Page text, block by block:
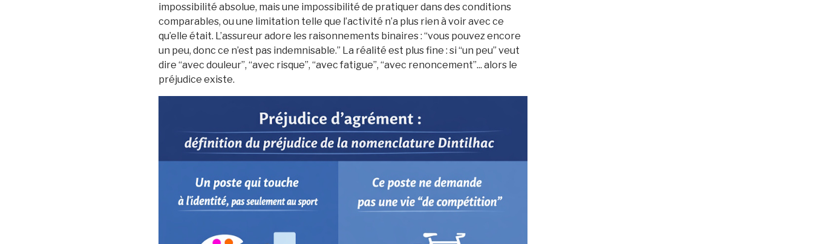
impossibilité absolue, mais une impossibilité de pratiquer dans des conditions
comparables, ou une limitation telle que l’activité n’a plus rien à voir avec ce
qu’elle était. L’assureur adore les raisonnements binaires : “vous pouvez encore
un peu, donc ce n’est pas indemnisable.” La réalité est plus fine : si “un peu” veut
dire “avec douleur”, “avec risque”, “avec fatigue”, “avec renoncement”... alors le
préjudice existe.